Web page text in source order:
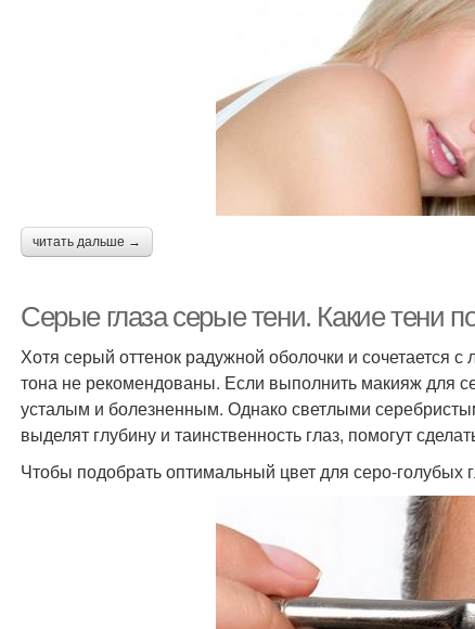
читать дальше →
Серые глаза серые тени. Какие тени
Хотя серый оттенок радужной оболочки и
тона не рекомендованы. Если выполнить макияж для
усталым и болезненным. Однако светлыми
выделят глубину и таинственность глаз, помогут
Чтобы подобрать оптимальный цвет для серо-голубых